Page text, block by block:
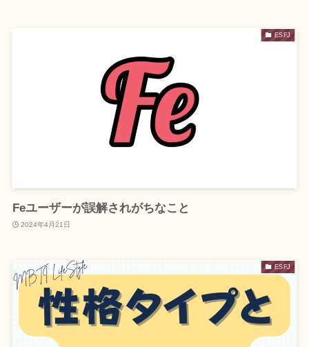
ESFJ
Feユーザーが誤解されがちなこと
2024年4月21日
ESFJ